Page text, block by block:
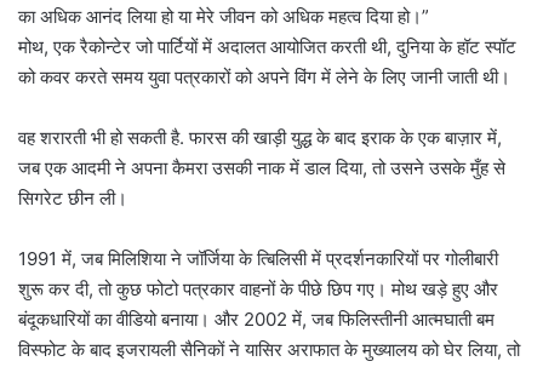
का अधिक आनंद लिया हो या मेरे जीवन को अधिक महत्व दिया हो।”
मोथ, एक रैकोन्टेर जो पार्टियों में अदालत आयोजित करती थी, दुनिया के हॉट स्पॉट
को कवर करते समय युवा पत्रकारों को अपने विंग में लेने के लिए जानी जाती थी।
वह शरारती भी हो सकती है. फारस की खाड़ी युद्ध के बाद इराक के एक बाज़ार में,
जब एक आदमी ने अपना कैमरा उसकी नाक में डाल दिया, तो उसने उसके मुँह से
सिगरेट छीन ली।
1991 में, जब मिलिशिया ने जॉर्जिया के त्बिलिसी में प्रदर्शनकारियों पर गोलीबारी
शुरू कर दी, तो कुछ फोटो पत्रकार वाहनों के पीछे छिप गए। मोथ खड़े हुए और
बंदूकधारियों का वीडियो बनाया। और 2002 में, जब फिलिस्तीनी आत्मघाती बम
विस्फोट के बाद इजरायली सैनिकों ने यासिर अराफात के मुख्यालय को घेर लिया, तो